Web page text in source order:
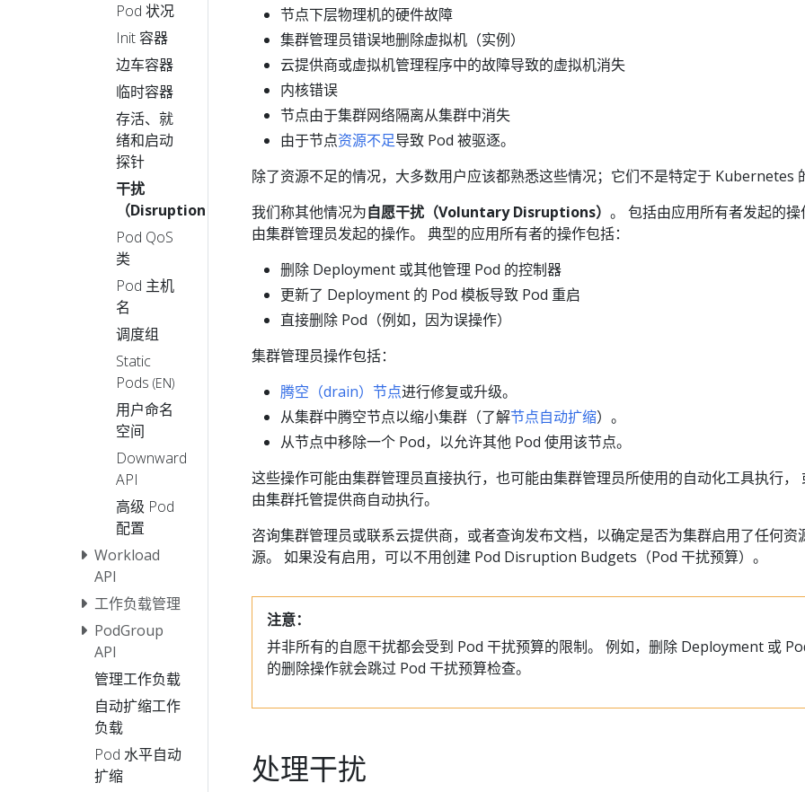
Pod 状况
Init 容器
边车容器
临时容器
存活、就
绪和启动
探针
干扰
（Disruptions）
Pod QoS
类
Pod 主机
名
调度组
Static
Pods (EN)
用户命名
空间
Downward
API
高级 Pod
配置
Workload
API
工作负载管理
PodGroup
API
管理工作负载
自动扩缩工作
负载
Pod 水平自动
扩缩
节点下层物理机的硬件故障
集群管理员错误地删除虚拟机（实例）
云提供商或虚拟机管理程序中的故障导致的虚拟机消失
内核错误
节点由于集群网络隔离从集群中消失
由于节点资源不足导致 Pod 被驱逐。
除了资源不足的情况，大多数用户应该都熟悉这些情况；它们不是特定于 Kubernetes
我们称其他情况为自愿干扰（Voluntary Disruptions） 。 包括由应用所有者发起的操
由集群管理员发起的操作。 典型的应用所有者的操作包括：
删除 Deployment 或其他管理 Pod 的控制器
更新了 Deployment 的 Pod 模板导致 Pod 重启
直接删除 Pod（例如，因为误操作）
集群管理员操作包括：
腾空（drain）节点进行修复或升级。
从集群中腾空节点以缩小集群（了解节点自动扩缩）。
从节点中移除一个 Pod，以允许其他 Pod 使用该节点。
这些操作可能由集群管理员直接执行，也可能由集群管理员所使用的自动化工具执行，
由集群托管提供商自动执行。
咨询集群管理员或联系云提供商，或者查询发布文档，以确定是否为集群启用了任何资
源。 如果没有启用，可以不用创建 Pod Disruption Budgets（Pod 干扰预算）。
注意：
并非所有的自愿干扰都会受到 Pod 干扰预算的限制。 例如，删除 Deployment 或
的删除操作就会跳过 Pod 干扰预算检查。
处理干扰